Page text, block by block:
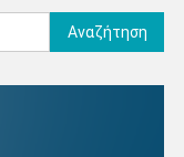
Αναζήτηση
για: